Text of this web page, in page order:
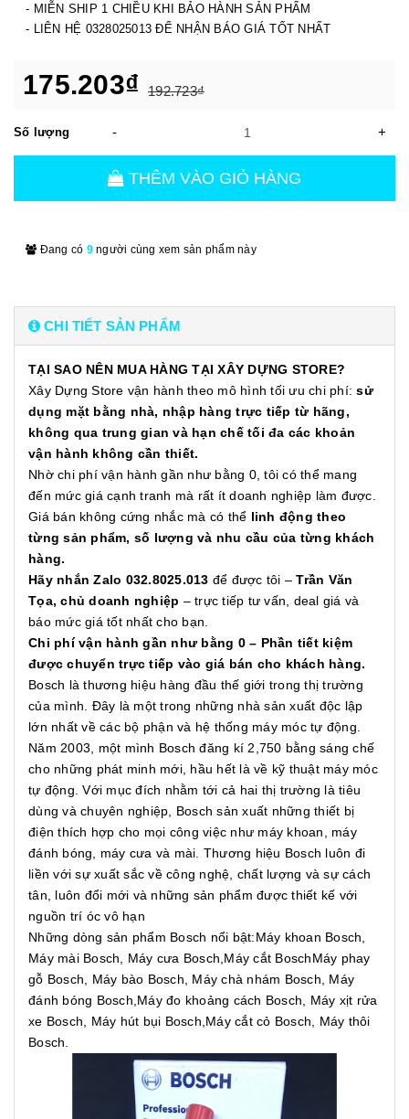
- MIỄN SHIP 1 CHIỀU KHI BẢO HÀNH SẢN PHẨM
- LIÊN HỆ 0328025013 ĐỂ NHẬN BÁO GIÁ TỐT NHẤT
175.203₫ 192.723₫
Số lượng - +
THÊM VÀO GIỎ HÀNG
Đang có 9người cùng xem sản phẩm này
CHI TIẾT SẢN PHẨM
TẠI SAO NÊN MUA HÀNG TẠI XÂY DỰNG STORE?
Xây Dựng Store vận hành theo mô hình tối ưu chi phí:sử
dụng mặt bằng nhà, nhập hàng trực tiếp từ hãng,
không qua trung gian và hạn chế tối đa các khoản
vận hành không cần thiết.
Nhờ chi phí vận hành gần như bằng 0, tôi có thể mang
đến mức giá cạnh tranh mà rất ít doanh nghiệp làm được.
Giá bán không cứng nhắc mà có thể linh động theo
từng sản phẩm, số lượng và nhu cầu của từng khách
hàng.
Hãy nhắn Zalo 032.8025.013 để được tôi –Trần Văn
Tọa, chủ doanh nghiệp – trực tiếp tư vấn, deal giá và
báo mức giá tốt nhất cho bạn.
Chi phí vận hành gần như bằng 0 – Phần tiết kiệm
được chuyển trực tiếp vào giá bán cho khách hàng.
Bosch là thương hiệu hàng đầu thế giới trong thị trường
của mình. Đây là một trong những nhà sản xuất độc lập
lớn nhất về các bộ phận và hệ thống máy móc tự động.
Năm 2003, một mình Bosch đăng kí 2,750 bằng sáng chế
cho những phát minh mới, hầu hết là về kỹ thuật máy móc
tự động. Với mục đích nhằm tới cả hai thị trường là tiêu
dùng và chuyên nghiệp, Bosch sản xuất những thiết bị
điện thích hợp cho mọi công việc như máy khoan, máy
đánh bóng, máy cưa và mài. Thương hiệu Bosch luôn đi
liền với sự xuất sắc về công nghệ, chất lượng và sự cách
tân, luôn đổi mới và những sản phẩm được thiết kế với
nguồn trí óc vô hạn
Những dòng sản phẩm Bosch nổi bật:Máy khoan Bosch,
Máy mài Bosch, Máy cưa Bosch,Máy cắt BoschMáy phay
gỗ Bosch, Máy bào Bosch, Máy chà nhám Bosch, Máy
đánh bóng Bosch,Máy đo khoảng cách Bosch, Máy xịt rửa
xe Bosch, Máy hút bụi Bosch,Máy cắt cỏ Bosch, Máy thôi
Bosch.